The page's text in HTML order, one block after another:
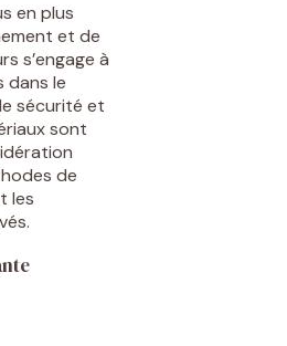
en plus
et de
s’engage à
dans le
sécurité et
sont
de
les